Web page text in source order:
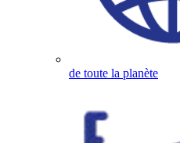
de toute la planète